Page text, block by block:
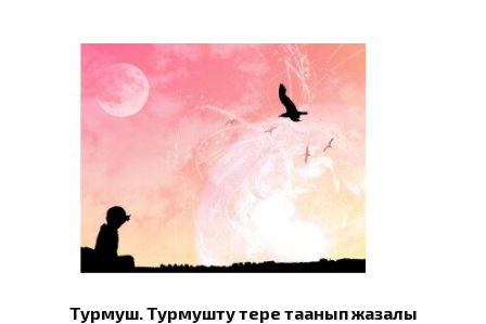
Турмуш. Турмушту терең таанып жазалы